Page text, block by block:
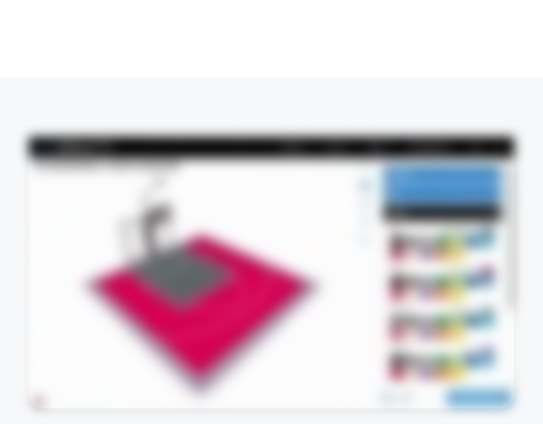
This video demonstrates the design process visually and does not contain spoken audio.